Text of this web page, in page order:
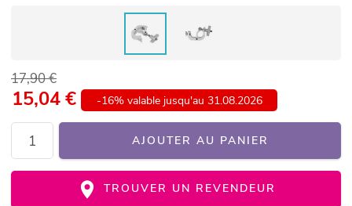
17,90 €
15,04€ -16% valable jusqu'au 31.08.2026
AJOUTER AU PANIER
TROUVER UN REVENDEUR